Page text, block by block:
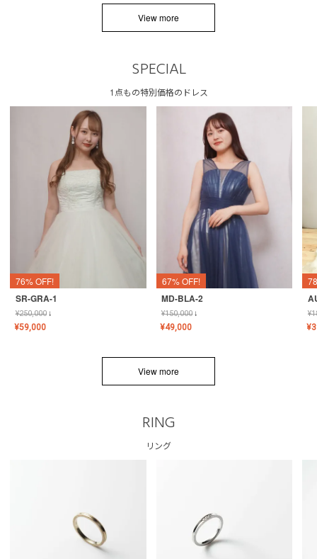
View more
SPECIAL
1点もの特別価格のドレス
76% OFF!
SR-GRA-1
¥250,000↓
¥59,000
67% OFF!
MD-BLA-2
¥150,000↓
¥49,000
¥
¥
View more
RING
リング